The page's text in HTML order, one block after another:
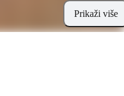
Prikaži više